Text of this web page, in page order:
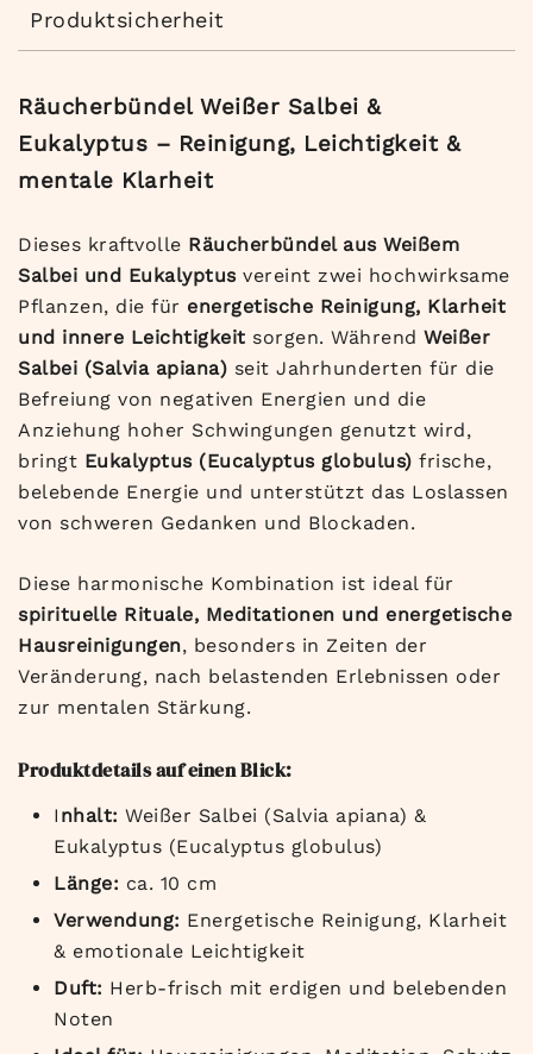
Produktsicherheit
Räucherbündel Weißer Salbei &
Eukalyptus – Reinigung, Leichtigkeit &
mentale Klarheit
Dieses kraftvolle Räucherbündel aus Weißem
Salbei und Eukalyptusvereint zwei hochwirksame
Pflanzen, die für energetische Reinigung, Klarheit
und innere Leichtigkeit sorgen. Während Weißer
Salbei (Salvia apiana) seit Jahrhunderten für die
Befreiung von negativen Energien und die
Anziehung hoher Schwingungen genutzt wird,
bringt Eukalyptus (Eucalyptus globulus) frische,
belebende Energie und unterstützt das Loslassen
von schweren Gedanken und Blockaden.
Diese harmonische Kombination ist ideal für
spirituelle Rituale, Meditationen und energetische
Hausreinigungen, besonders in Zeiten der
Veränderung, nach belastenden Erlebnissen oder
zur mentalen Stärkung.
Produktdetails auf einen Blick:
I nhalt: Weißer Salbei (Salvia apiana) &
Eukalyptus (Eucalyptus globulus)
Länge: ca. 10 cm
Verwendung: Energetische Reinigung, Klarheit
& emotionale Leichtigkeit
Duft: Herb-frisch mit erdigen und belebenden
Noten